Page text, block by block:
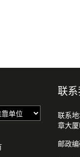
联
联系
章大
邮政